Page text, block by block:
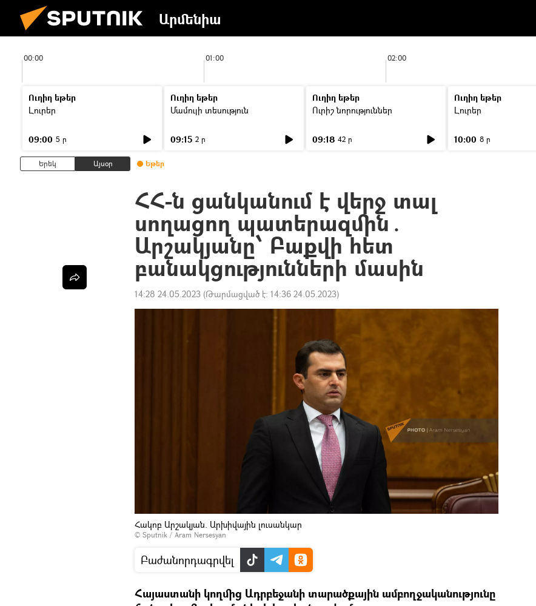
Արմենիա
00:00 01:00 02:00
Ուղիղ եթեր
Լուրեր
09:00 5 ր
Ուղիղ եթեր
Մամուլի տեսություն
09:15 2 ր
Ուղիղ եթեր
Ուրիշ նորություններ
09:18 42 ր
Ուղիղ եթեր
Լուրեր
10:00 8 ր
Երեկ Այսօր Եթեր
ՀՀ-ն ցանկանում է վերջ տալ
սողացող պատերազմին․
Արշակյանը՝ Բաքվի հետ
բանակցությունների մասին
14:28 24.05.2023 (Թարմացված է: 14:36 24.05.2023)
Հակոբ Արշակյան. Արխիվային լուսանկար
© Sputnik / Aram Nersesyan
Բաժանորդագրվել
Հայաստանի կողմից Ադրբեջանի տարածքային ամբողջականությունը